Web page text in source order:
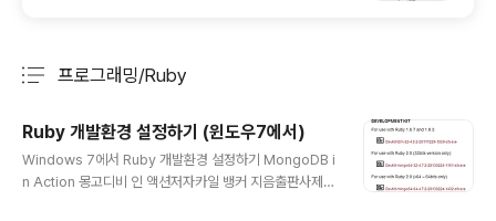
프로그래밍/Ruby
Ruby 개발환경 설정하기 (윈도우7에서)
Windows 7에서 Ruby 개발환경 설정하기 MongoDB i
n Action 몽고디비 인 액션저자카일 뱅커 지음출판사제이